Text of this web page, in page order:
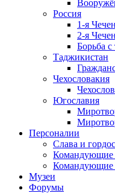
Россия
1-я
2-я
Борьба
Таджикистан
Чехословакия
Югославия
Персоналии
Слава и
Музеи
Форумы